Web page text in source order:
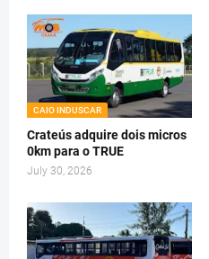
CAIO INDUSCAR
Crateús adquire dois micros
0km para o TRUE
July 30, 2026